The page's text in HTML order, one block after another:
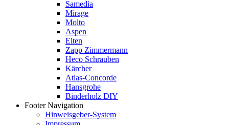
Samedia
Mirage
Molto
Aspen
Elten
Zapp Zimmermann
Heco Schrauben
Kärcher
Atlas-Concorde
Hansgrohe
Binderholz DIY
Footer Navigation
Hinweisgeber-System